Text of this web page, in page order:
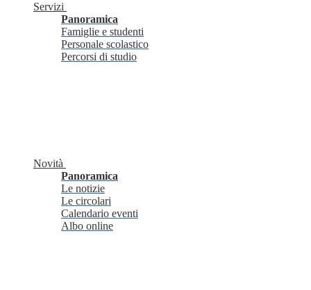
Servizi
Panoramica
Famiglie e studenti
Personale scolastico
Percorsi di studio
Novità
Panoramica
Le notizie
Le circolari
Calendario eventi
Albo online